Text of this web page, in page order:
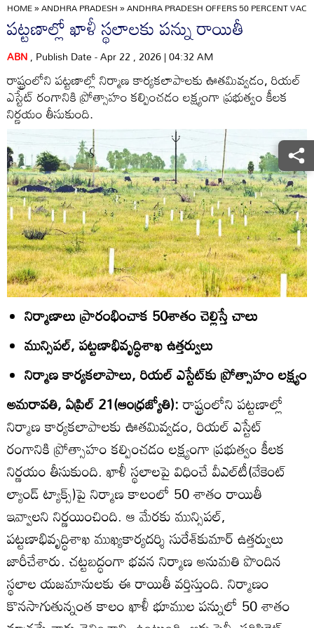
HOME»ANDHRA PRADESH»ANDHRA PRADESH OFFERS 50 PERCENT
పట్టణాల్లో ఖాళీ స్థలాలకు పన్ను రాయితీ
ABN, Publish Date - Apr 22 , 2026 | 04:32 AM
రాష్ట్రంలోని పట్టణాల్లో నిర్మాణ కార్యకలాపాలకు ఊతమివ్వడం, రియల్‌
ఎస్టేట్‌ రంగానికి ప్రోత్సాహం కల్పించడం లక్ష్యంగా ప్రభుత్వం కీలక
నిర్ణయం తీసుకుంది.
నిర్మాణాలు ప్రారంభించాక 50శాతం చెల్లిస్తే చాలు
మున్సిపల్‌, పట్టణాభివృద్ధిశాఖ ఉత్తర్వులు
నిర్మాణ కార్యకలాపాలు, రియల్‌ ఎస్టేట్‌కు ప్రోత్సాహం లక్ష్యం
అమరావతి, ఏప్రిల్‌ 21(ఆంధ్రజ్యోతి):రాష్ట్రంలోని పట్టణాల్లో
నిర్మాణ కార్యకలాపాలకు ఊతమివ్వడం, రియల్‌ ఎస్టేట్‌
రంగానికి ప్రోత్సాహం కల్పించడం లక్ష్యంగా ప్రభుత్వం కీలక
నిర్ణయం తీసుకుంది. ఖాళీ స్థలాలపై విధించే వీఎల్‌టీ(వేకెంట్‌
ల్యాండ్‌ ట్యాక్స్‌)పై నిర్మాణ కాలంలో 50 శాతం రాయితీ
ఇవ్వాలని నిర్ణయించింది. ఆ మేరకు మున్సిపల్‌,
పట్టణాభివృద్ధిశాఖ ముఖ్యకార్యదర్శి సురేశ్‌కుమార్‌ ఉత్తర్వులు
జారీచేశారు. చట్టబద్ధంగా భవన నిర్మాణ అనుమతి పొందిన
స్థలాల యజమానులకు ఈ రాయితీ వర్తిస్తుంది. నిర్మాణం
కొనసాగుతున్నంత కాలం ఖాళీ భూముల పన్నులో 50 శాతం